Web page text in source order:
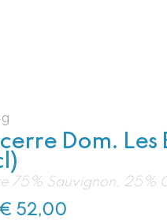
Dom. Les
75% Sauvignon, 25%
€ 52,00